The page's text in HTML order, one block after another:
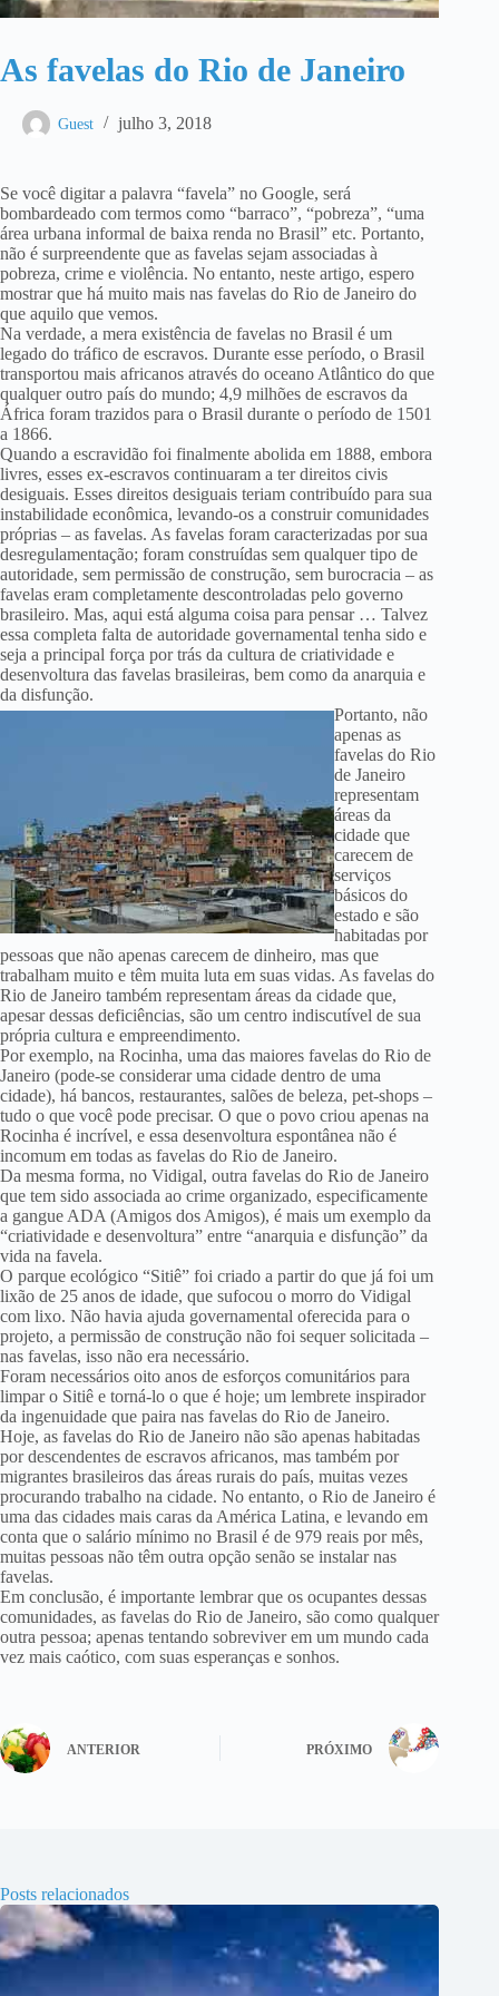
As favelas do Rio de Janeiro
Guest julho 3, 2018
Se você digitar a palavra “favela” no Google, será
bombardeado com termos como “barraco”, “pobreza”, “uma
área urbana informal de baixa renda no Brasil” etc. Portanto,
não é surpreendente que as favelas sejam associadas à
pobreza, crime e violência. No entanto, neste artigo, espero
mostrar que há muito mais nas favelas do Rio de Janeiro do
que aquilo que vemos.
Na verdade, a mera existência de favelas no Brasil é um
legado do tráfico de escravos. Durante esse período, o Brasil
transportou mais africanos através do oceano Atlântico do que
qualquer outro país do mundo; 4,9 milhões de escravos da
África foram trazidos para o Brasil durante o período de 1501
a 1866.
Quando a escravidão foi finalmente abolida em 1888, embora
livres, esses ex-escravos continuaram a ter direitos civis
desiguais. Esses direitos desiguais teriam contribuído para sua
instabilidade econômica, levando-os a construir comunidades
próprias – as favelas. As favelas foram caracterizadas por sua
desregulamentação; foram construídas sem qualquer tipo de
autoridade, sem permissão de construção, sem burocracia – as
favelas eram completamente descontroladas pelo governo
brasileiro. Mas, aqui está alguma coisa para pensar … Talvez
essa completa falta de autoridade governamental tenha sido e
seja a principal força por trás da cultura de criatividade e
desenvoltura das favelas brasileiras, bem como da anarquia e
da disfunção.
Portanto, não
apenas as
favelas do Rio
de Janeiro
representam
áreas da
cidade que
carecem de
serviços
básicos do
estado e são
habitadas por
pessoas que não apenas carecem de dinheiro, mas que
trabalham muito e têm muita luta em suas vidas. As favelas do
Rio de Janeiro também representam áreas da cidade que,
apesar dessas deficiências, são um centro indiscutível de sua
própria cultura e empreendimento.
Por exemplo, na Rocinha, uma das maiores favelas do Rio de
Janeiro (pode-se considerar uma cidade dentro de uma
cidade), há bancos, restaurantes, salões de beleza, pet-shops –
tudo o que você pode precisar. O que o povo criou apenas na
Rocinha é incrível, e essa desenvoltura espontânea não é
incomum em todas as favelas do Rio de Janeiro.
Da mesma forma, no Vidigal, outra favelas do Rio de Janeiro
que tem sido associada ao crime organizado, especificamente
a gangue ADA (Amigos dos Amigos), é mais um exemplo da
“criatividade e desenvoltura” entre “anarquia e disfunção” da
vida na favela.
O parque ecológico “Sitiê” foi criado a partir do que já foi um
lixão de 25 anos de idade, que sufocou o morro do Vidigal
com lixo. Não havia ajuda governamental oferecida para o
projeto, a permissão de construção não foi sequer solicitada –
nas favelas, isso não era necessário.
Foram necessários oito anos de esforços comunitários para
limpar o Sitiê e torná-lo o que é hoje; um lembrete inspirador
da ingenuidade que paira nas favelas do Rio de Janeiro.
Hoje, as favelas do Rio de Janeiro não são apenas habitadas
por descendentes de escravos africanos, mas também por
migrantes brasileiros das áreas rurais do país, muitas vezes
procurando trabalho na cidade. No entanto, o Rio de Janeiro é
uma das cidades mais caras da América Latina, e levando em
conta que o salário mínimo no Brasil é de 979 reais por mês,
muitas pessoas não têm outra opção senão se instalar nas
favelas.
Em conclusão, é importante lembrar que os ocupantes dessas
comunidades, as favelas do Rio de Janeiro, são como qualquer
outra pessoa; apenas tentando sobreviver em um mundo cada
vez mais caótico, com suas esperanças e sonhos.
ANTERIOR PRÓXIMO
Posts relacionados